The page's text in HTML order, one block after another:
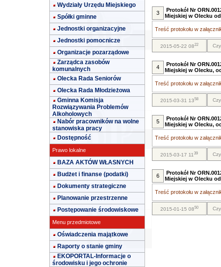
Wydziały Urzędu Miejskiego
Spółki gminne
Jednostki organizacyjne
Jednostki pomocnicze
Organizacje pozarządowe
Zarządca zasobów
komunalnych
Olecka Rada Seniorów
Olecka Rada Młodzieżowa
Gminna Komisja
Rozwiązywania Problemów
Alkoholowych
Nabór pracowników na wolne
stanowiska pracy
Dostępność
Prawo lokalne
BAZA AKTÓW WŁASNYCH
Budżet i finanse (podatki)
Dokumenty strategiczne
Planowanie przestrzenne
Postępowanie środowiskowe
Menu przedmiotowe
Oświadczenia majątkowe
Raporty o stanie gminy
EKOPORTAL-Informacje o
środowisku i jego ochronie
3
Protokół Nr
Miejskiej w Olecku
Treść protokołu w
2015-05-22 0822
4
Protokół Nr
Miejskiej w Olecku,
Treść protokołu w
2015-03-31 1358
5
Protokół Nr
Miejskiej w Olecku,
Treść protokołu w
2015-03-17 1139
6
Protokół Nr
Miejskiej w Olecku
Treść protokołu w
2015-01-15 0850